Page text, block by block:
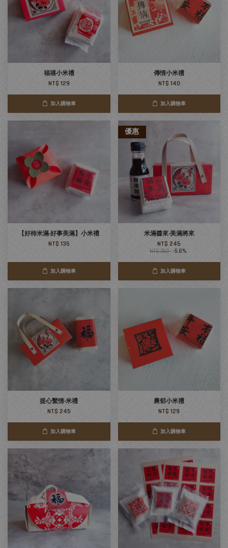
福禧小米禮
NT$ 129
加入購物車
傳情小米禮
NT$ 140
加入購物車
【好柿米滿‧好事美滿】小米禮
NT$ 135
加入購物車
優惠
米滿醬來‧美滿將來
NT$ 245
NT$ 260 -5.8%
加入購物車
提心繫情‧米禮
NT$ 245
加入購物車
農郁小米禮
NT$ 129
加入購物車